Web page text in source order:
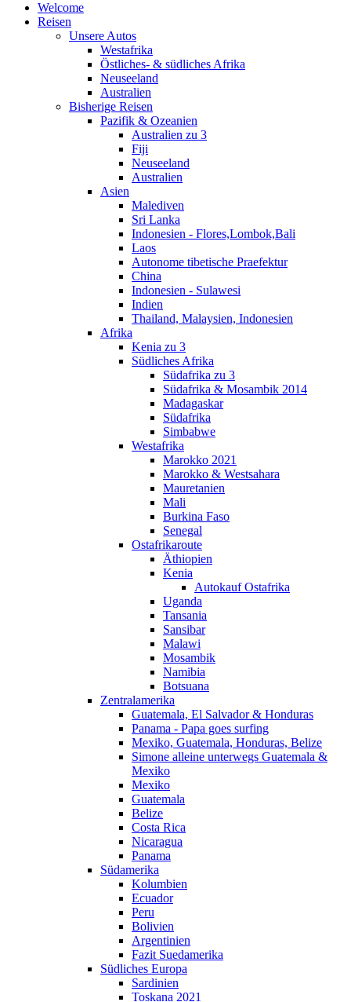
Welcome
Reisen
Unsere Autos
Westafrika
Östliches- & südliches Afrika
Neuseeland
Australien
Bisherige Reisen
Pazifik & Ozeanien
Australien zu 3
Fiji
Neuseeland
Australien
Asien
Malediven
Sri Lanka
Indonesien - Flores,Lombok,Bali
Laos
Autonome tibetische Praefektur
China
Indonesien - Sulawesi
Indien
Thailand, Malaysien, Indonesien
Afrika
Kenia zu 3
Südliches Afrika
Südafrika zu 3
Südafrika & Mosambik 2014
Madagaskar
Südafrika
Simbabwe
Westafrika
Marokko 2021
Marokko & Westsahara
Mauretanien
Mali
Burkina Faso
Senegal
Ostafrikaroute
Äthiopien
Kenia
Autokauf Ostafrika
Uganda
Tansania
Sansibar
Malawi
Mosambik
Namibia
Botsuana
Zentralamerika
Guatemala, El Salvador & Honduras
Panama - Papa goes surfing
Mexiko, Guatemala, Honduras, Belize
Simone alleine unterwegs Guatemala &
Mexiko
Mexiko
Guatemala
Belize
Costa Rica
Nicaragua
Panama
Südamerika
Kolumbien
Ecuador
Peru
Bolivien
Argentinien
Fazit Suedamerika
Südliches Europa
Sardinien
Toskana 2021